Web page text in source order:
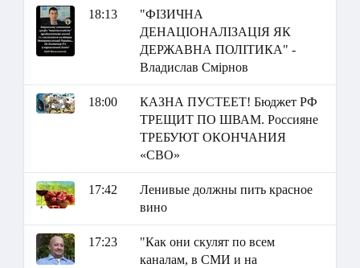
18:13
"ФІЗИЧНА
ДЕНАЦІОНАЛІЗАЦІЯ ЯК
ДЕРЖАВНА ПОЛІТИКА" -
Владислав Смірнов
18:00
КАЗНА ПУСТЕЕТ! Бюджет РФ
ТРЕЩИТ ПО ШВАМ. Россияне
ТРЕБУЮТ ОКОНЧАНИЯ
«СВО»
17:42
Ленивые должны пить красное
вино
17:23
"Как они скулят по всем
каналам, в СМИ и на